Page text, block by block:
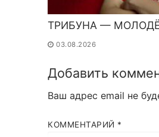
ТРИБУНА —
03.08.2026
Добавить
Ваш адрес email не
КОММЕНТАРИЙ *